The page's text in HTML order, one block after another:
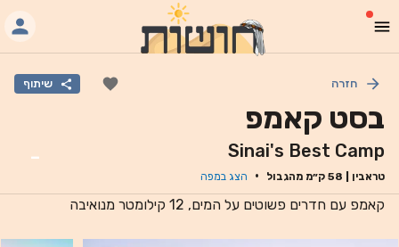
חזרה שיתוף
בסט קאמפ
Sinai's Best Camp
טראבין 58 ק״מ מהגבול · הצג במפה
-
קאמפ עם חדרים פשוטים על המים, 12 קילומטר מנואיבה